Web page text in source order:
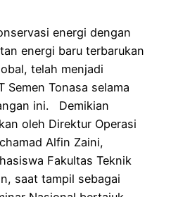
energi dengan
energi baru terbarukan
telah menjadi
Semen Tonasa selama
ini. Demikian
oleh Direktur Operasi
Alfin Zaini,
Fakultas Teknik
saat tampil sebagai